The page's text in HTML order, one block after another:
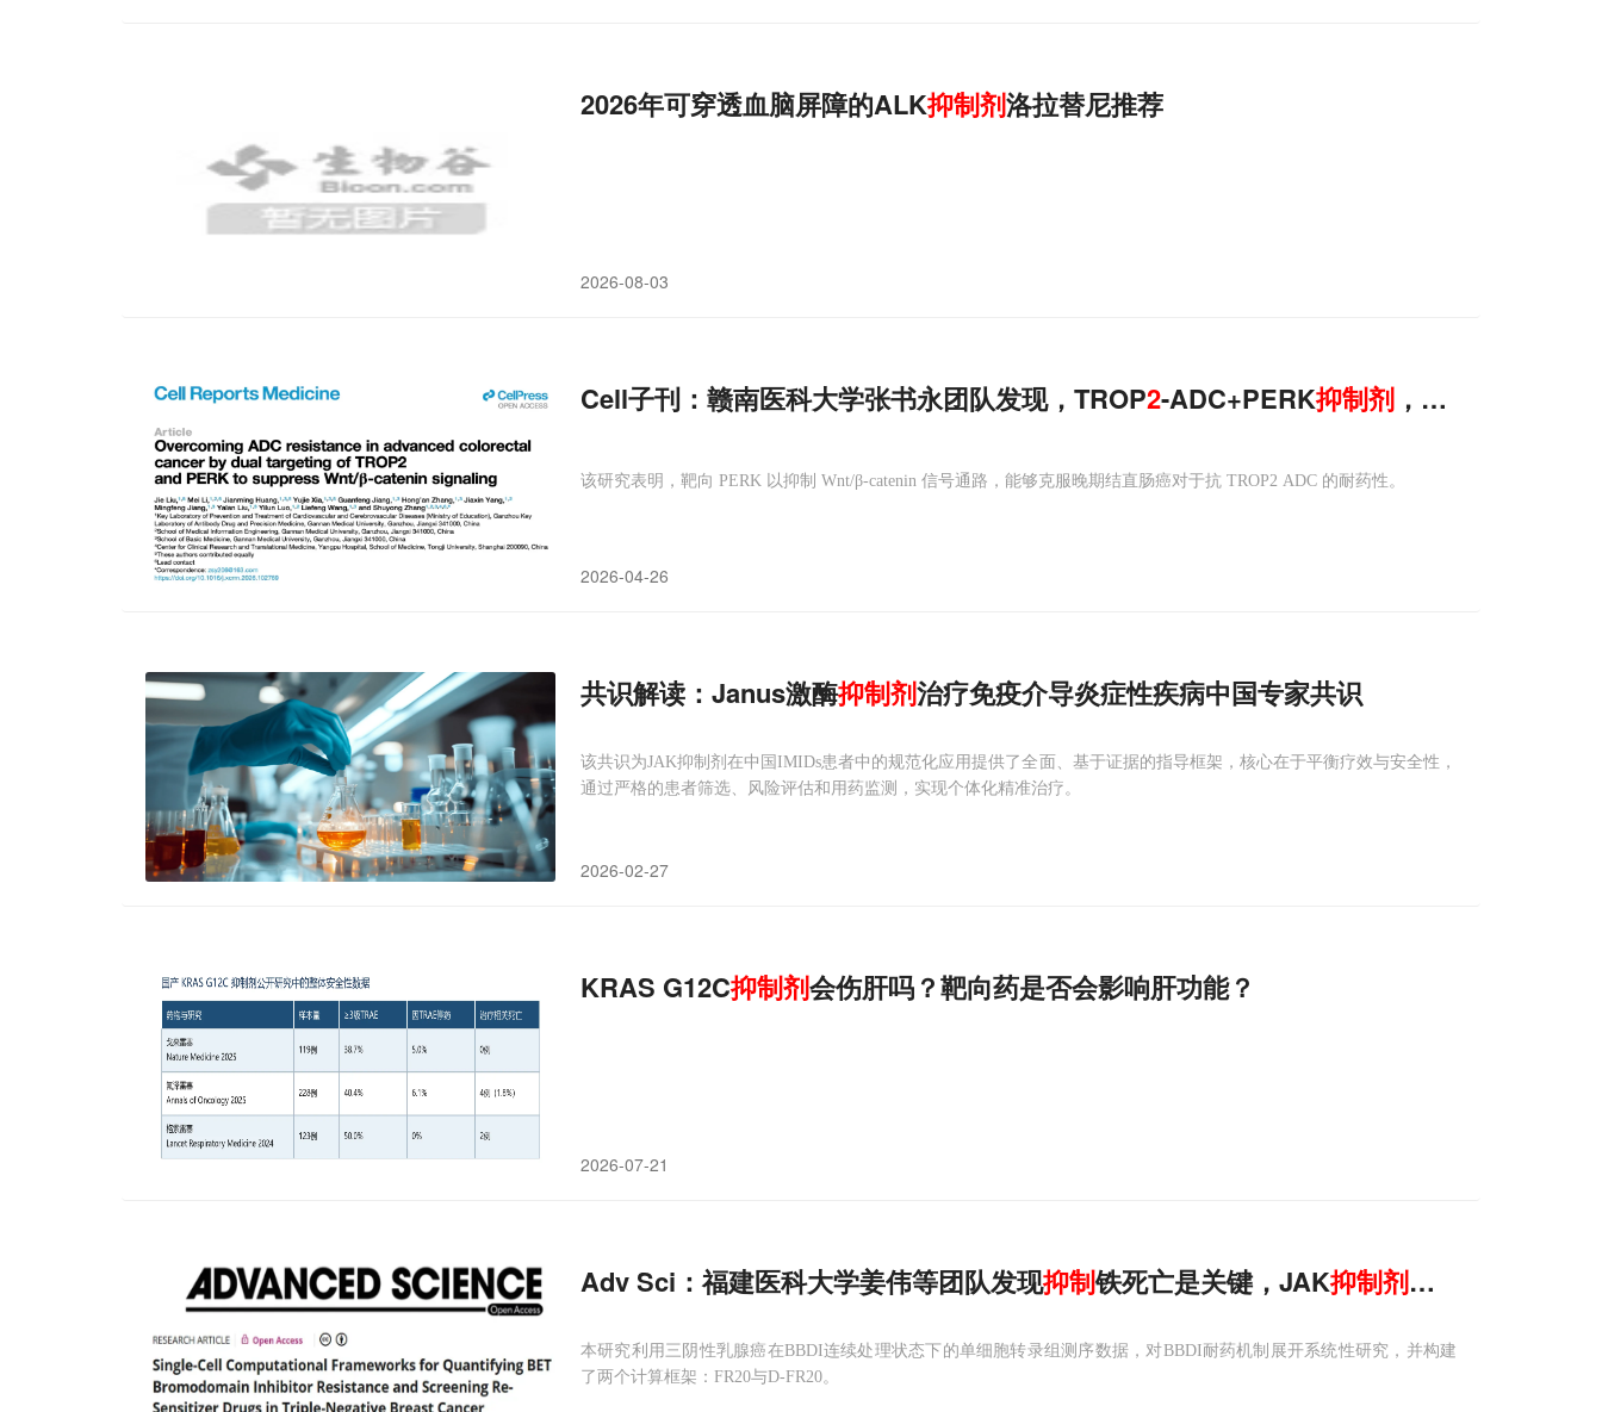
2026年可穿透血脑屏障的ALK抑制剂洛拉替尼推荐
2026-08-03
Cell子刊：赣南医科大学张书永团队发现，TROP2-ADC+PERK抑制剂 ，可克服晚期结
该研究表明，靶向 PERK 以抑制 Wnt/β-catenin 信号通路，能够克服晚期结直肠癌对于抗 TROP2 ADC 的耐药性。
2026-04-26
共识解读：Janus激酶抑制剂治疗免疫介导炎症性疾病中国专家共识
该共识为JAK抑制剂在中国IMIDs患者中的规范化应用提供了全面、基于证据的指导框架，核心在于平衡疗效与安全性，
通过严格的患者筛选、风险评估和用药监测，实现个体化精准治疗。
2026-02-27
KRAS G12C抑制剂会伤肝吗？靶向药是否会影响肝功能？
2026-07-21
Adv Sci：福建医科大学姜伟等团队发现抑制铁死亡是关键，JAK抑制剂可有效增敏
本研究利用三阴性乳腺癌在BBDI连续处理状态下的单细胞转录组测序数据，对BBDI耐药机制展开系统性研究，并构建
了两个计算框架：FR20与D-FR20。